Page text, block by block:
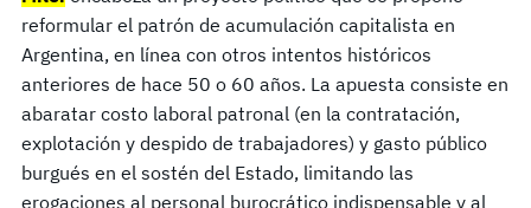
reformular el patrón de acumulación capitalista en
Argentina, en línea con otros intentos históricos
anteriores de hace 50 o 60 años. La apuesta consiste en
abaratar costo laboral patronal (en la contratación,
explotación y despido de trabajadores) y gasto público
burgués en el sostén del Estado, limitando las
erogaciones al personal burocrático indispensable y al